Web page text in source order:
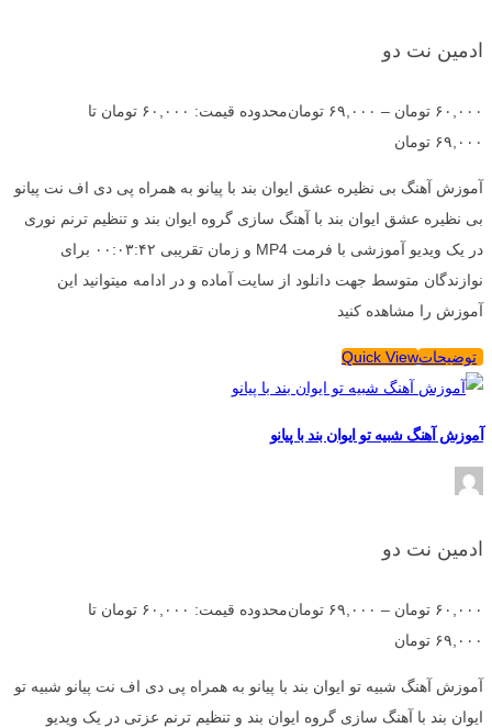
ادمین نت دو
۶۰,۰۰۰ تومان – ۶۹,۰۰۰ تومان
محدوده قیمت: ۶۰,۰۰۰ تومان تا
۶۹,۰۰۰ تومان
آموزش آهنگ بی نظیره عشق ایوان بند با پیانو به همراه پی دی اف نت پیانو
بی نظیره عشق ایوان بند با آهنگ سازی گروه ایوان بند و تنظیم ترنم نوری
در یک ویدیو آموزشی با فرمت MP4 و زمان تقریبی ۰۰:۰۳:۴۲ برای
نوازندگان متوسط جهت دانلود از سایت آماده و در ادامه میتوانید این
آموزش را مشاهده کنید
توضیحاتQuick View
آموزش آهنگ شبیه تو ایوان بند با پیانو
ادمین نت دو
۶۰,۰۰۰ تومان – ۶۹,۰۰۰ تومان
محدوده قیمت: ۶۰,۰۰۰ تومان تا
۶۹,۰۰۰ تومان
آموزش آهنگ شبیه تو ایوان بند با پیانو به همراه پی دی اف نت پیانو شبیه تو
ایوان بند با آهنگ سازی گروه ایوان بند و تنظیم ترنم عزتی در یک ویدیو